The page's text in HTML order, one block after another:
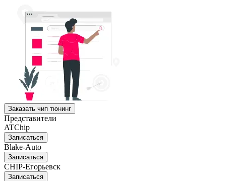
Заказать чип тюнинг
Представители
ATChip
Записаться
Blake-Auto
Записаться
CHIP-Егорьевск
Записаться